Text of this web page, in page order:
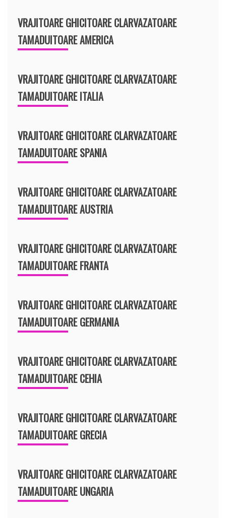
VRAJITOARE GHICITOARE CLARVAZATOARE
TAMADUITOARE AMERICA
VRAJITOARE GHICITOARE CLARVAZATOARE
TAMADUITOARE ITALIA
VRAJITOARE GHICITOARE CLARVAZATOARE
TAMADUITOARE SPANIA
VRAJITOARE GHICITOARE CLARVAZATOARE
TAMADUITOARE AUSTRIA
VRAJITOARE GHICITOARE CLARVAZATOARE
TAMADUITOARE FRANTA
VRAJITOARE GHICITOARE CLARVAZATOARE
TAMADUITOARE GERMANIA
VRAJITOARE GHICITOARE CLARVAZATOARE
TAMADUITOARE CEHIA
VRAJITOARE GHICITOARE CLARVAZATOARE
TAMADUITOARE GRECIA
VRAJITOARE GHICITOARE CLARVAZATOARE
TAMADUITOARE UNGARIA